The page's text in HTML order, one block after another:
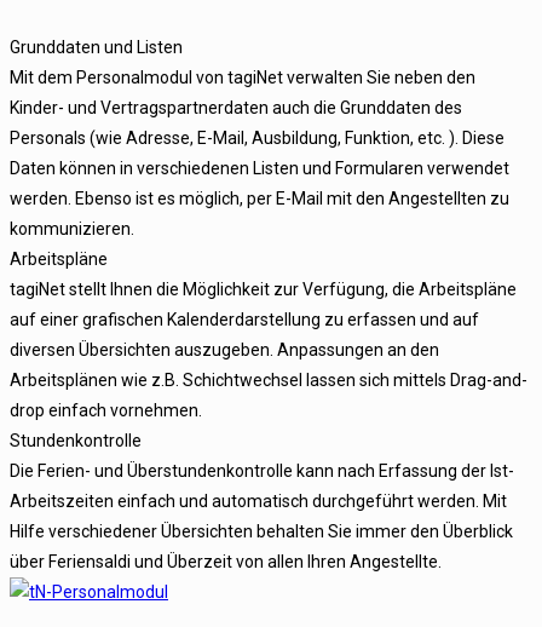
Grunddaten und Listen
Mit dem Personalmodul von tagiNet verwalten Sie neben den
Kinder- und Vertragspartnerdaten auch die Grunddaten des
Personals (wie Adresse, E-Mail, Ausbildung, Funktion, etc. ). Diese
Daten können in verschiedenen Listen und Formularen verwendet
werden. Ebenso ist es möglich, per E-Mail mit den Angestellten zu
kommunizieren.
Arbeitspläne
tagiNet stellt Ihnen die Möglichkeit zur Verfügung, die Arbeitspläne
auf einer grafischen Kalenderdarstellung zu erfassen und auf
diversen Übersichten auszugeben. Anpassungen an den
Arbeitsplänen wie z.B. Schichtwechsel lassen sich mittels Drag-and-
drop einfach vornehmen.
Stundenkontrolle
Die Ferien- und Überstundenkontrolle kann nach Erfassung der Ist-
Arbeitszeiten einfach und automatisch durchgeführt werden. Mit
Hilfe verschiedener Übersichten behalten Sie immer den Überblick
über Feriensaldi und Überzeit von allen Ihren Angestellte.